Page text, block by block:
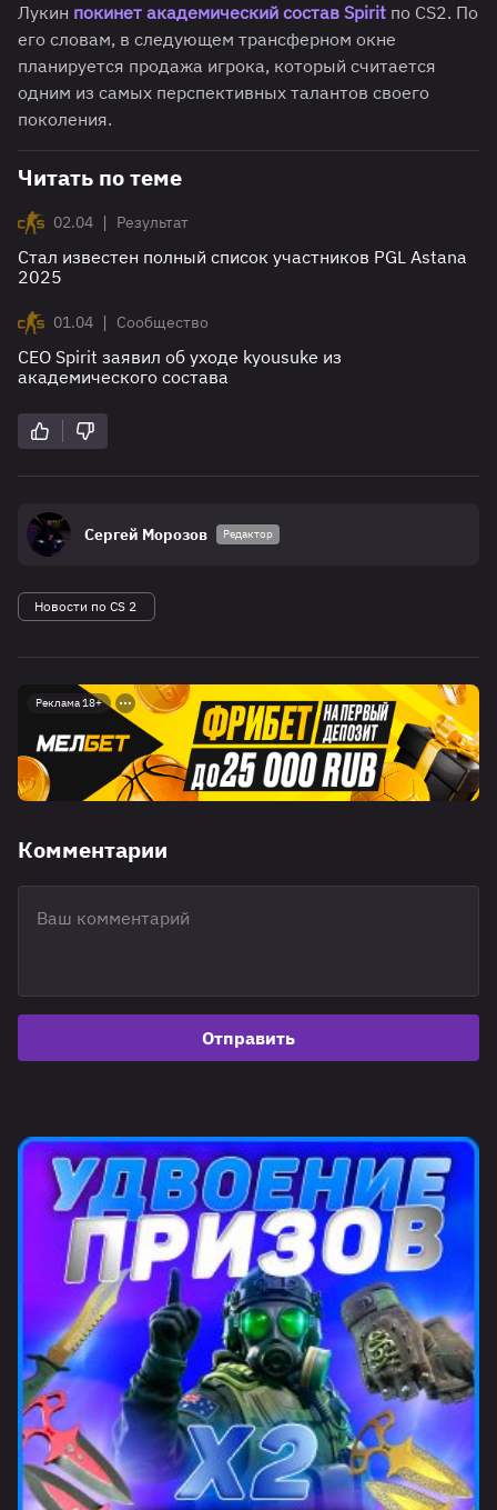
Лукин покинет академический состав Spirit по CS2. По
его словам, в следующем трансферном окне
планируется продажа игрока, который считается
одним из самых перспективных талантов своего
поколения.
Читать по теме
02.04 | Результат
Стал известен полный список участников PGL Astana
2025
01.04 | Сообщество
СЕО Spirit заявил об уходе kyousuke из
академического состава
Сергей Морозов Редактор
Новости по CS 2
Реклама 18+
Комментарии
Отправить